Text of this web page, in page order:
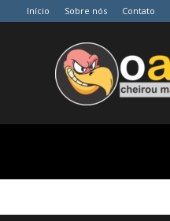
Início Sobre nós Contato